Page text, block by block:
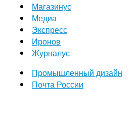
Магазинус
Медиа
Экспресс
Иронов
Журналус
Промышленный дизайн
Почта России